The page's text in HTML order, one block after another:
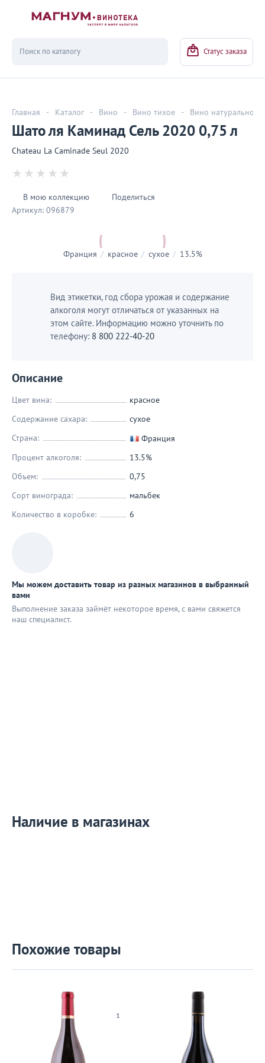
Статус заказа
Главная - Каталог - Вино - Вино тихое - Вино натуральное
Шато ля Каминад Сель 2020 0,75 л
Chateau La Caminade Seul 2020
В мою коллекцию
Поделиться
Артикул: 096879
Франция / красное / сухое / 13.5%
Вид этикетки, год сбора урожая и содержание
алкоголя могут отличаться от указанных на
этом сайте. Информацию можно уточнить по
телефону: 8 800 222-40-20
Описание
Цвет вина:
красное
Содержание сахара:
сухое
Страна:
Франция
Процент алкоголя:
13.5%
Объем:
0,75
Сорт винограда:
мальбек
Количество в коробке:
6
Мы можем доставить товар из разных магазинов в выбранный
вами
Выполнение заказа займёт некоторое время, с вами свяжется
наш специaлист.
Наличие в магазинах
Похожие товары
1